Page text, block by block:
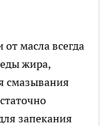
масла всегда
жира,
смазывания
запекания